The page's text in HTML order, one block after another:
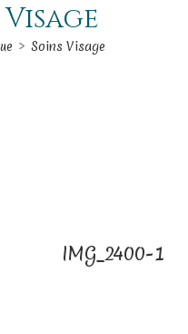
> Soins Visage